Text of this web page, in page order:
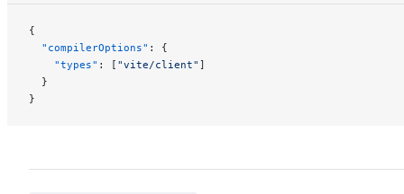
{
  "compilerOptions"
: {
    "types"
: [ "vite/client" ]
  }
}